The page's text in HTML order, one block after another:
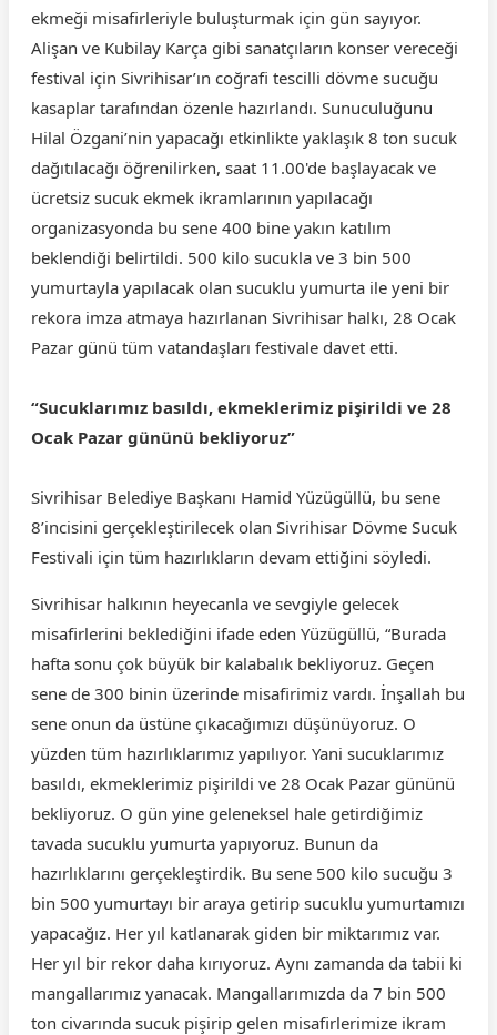
ekmeği misafirleriyle buluşturmak için gün sayıyor.
Alişan ve Kubilay Karça gibi sanatçıların konser vereceği
festival için Sivrihisar’ın coğrafi tescilli dövme sucuğu
kasaplar tarafından özenle hazırlandı. Sunuculuğunu
Hilal Özgani’nin yapacağı etkinlikte yaklaşık 8 ton sucuk
dağıtılacağı öğrenilirken, saat 11.00'de başlayacak ve
ücretsiz sucuk ekmek ikramlarının yapılacağı
organizasyonda bu sene 400 bine yakın katılım
beklendiği belirtildi. 500 kilo sucukla ve 3 bin 500
yumurtayla yapılacak olan sucuklu yumurta ile yeni bir
rekora imza atmaya hazırlanan Sivrihisar halkı, 28 Ocak
Pazar günü tüm vatandaşları festivale davet etti.
“Sucuklarımız basıldı, ekmeklerimiz pişirildi ve 28
Ocak Pazar gününü bekliyoruz”
Sivrihisar Belediye Başkanı Hamid Yüzügüllü, bu sene
8’incisini gerçekleştirilecek olan Sivrihisar Dövme Sucuk
Festivali için tüm hazırlıkların devam ettiğini söyledi.
Sivrihisar halkının heyecanla ve sevgiyle gelecek
misafirlerini beklediğini ifade eden Yüzügüllü, “Burada
hafta sonu çok büyük bir kalabalık bekliyoruz. Geçen
sene de 300 binin üzerinde misafirimiz vardı. İnşallah bu
sene onun da üstüne çıkacağımızı düşünüyoruz. O
yüzden tüm hazırlıklarımız yapılıyor. Yani sucuklarımız
basıldı, ekmeklerimiz pişirildi ve 28 Ocak Pazar gününü
bekliyoruz. O gün yine geleneksel hale getirdiğimiz
tavada sucuklu yumurta yapıyoruz. Bunun da
hazırlıklarını gerçekleştirdik. Bu sene 500 kilo sucuğu 3
bin 500 yumurtayı bir araya getirip sucuklu yumurtamızı
yapacağız. Her yıl katlanarak giden bir miktarımız var.
Her yıl bir rekor daha kırıyoruz. Aynı zamanda da tabii ki
mangallarımız yanacak. Mangallarımızda da 7 bin 500
ton civarında sucuk pişirip gelen misafirlerimize ikram